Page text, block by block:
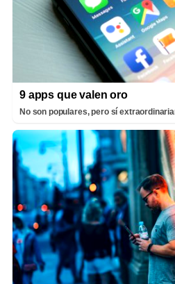
9 apps que valen oro
No son populares, pero sí